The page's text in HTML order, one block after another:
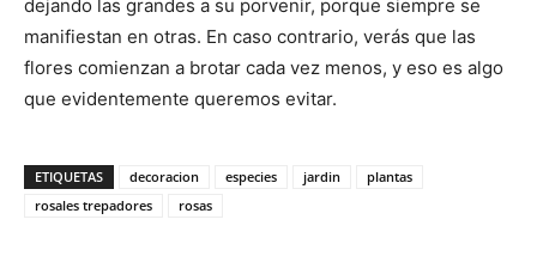
dejando las grandes a su porvenir, porque siempre se
manifiestan en otras. En caso contrario, verás que las
flores comienzan a brotar cada vez menos, y eso es algo
que evidentemente queremos evitar.
ETIQUETAS decoracion especies jardin
plantas
rosales trepadores
rosas